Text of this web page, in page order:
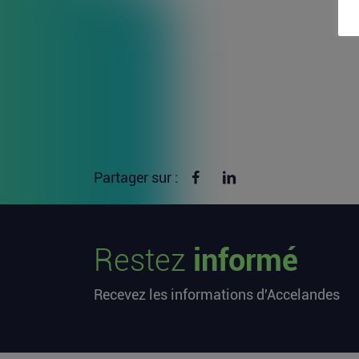
Partager sur : Partager sur Facebook
Restez informé
Recevez les informations d'Accelandes